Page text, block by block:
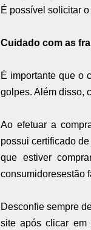
É possível solicitar
Cuidado com as
É importante que o
golpes. Além disso,
Ao efetuar a
possui certificado
que estiver
consumidoresestão
Desconfie sempre
site após clicar em